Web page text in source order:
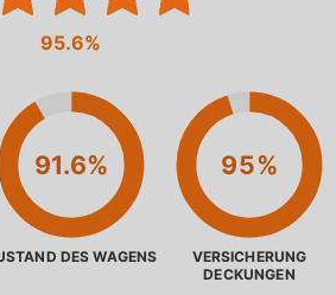
Suchen
95.6%
91.6%
DES WAGENS
95%
VERSICHERUNG
DECKUNGEN